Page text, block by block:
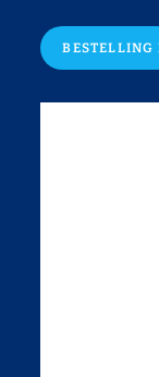
BESTELLING